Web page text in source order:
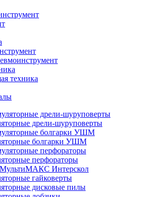
техника
дрели-шуруповерты
болгарки УШМ
перфораторы
Интерскол
гайковерты
дисковые пилы